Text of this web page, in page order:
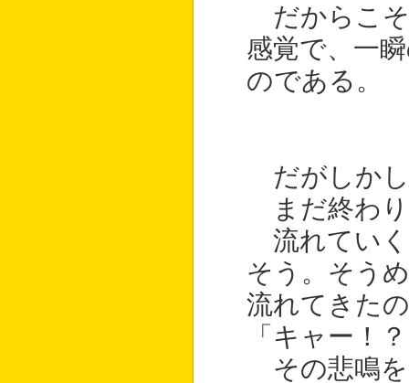
だからこそ
感覚で、一
のである。
だがしか
まだ終わ
流れていく
そう。そう
流れてきた
「キャー！
その悲鳴を